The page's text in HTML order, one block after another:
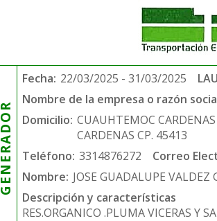
GENERADOR
Fecha: 22/03/2025 - 31/03/2025
Nombre de la empresa o razón
Domicilio: CUAUHTEMOC
CARDENAS CP. 45413
Teléfono: 3314876272 Correo
Nombre: JOSE GUADALUPE VALDEZ
Descripción y características
RES.ORGANICO .PLUMA VICERAS Y